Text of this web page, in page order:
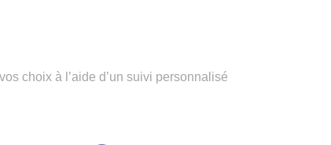
choix à l’aide d’un suivi personnalisé